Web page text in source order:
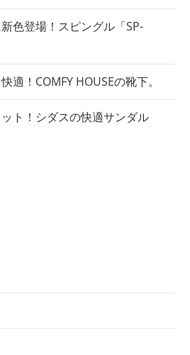
色登場！スピングル「SP-
適！COMFY HOUSEの靴下。
ト！シダスの快適サンダル